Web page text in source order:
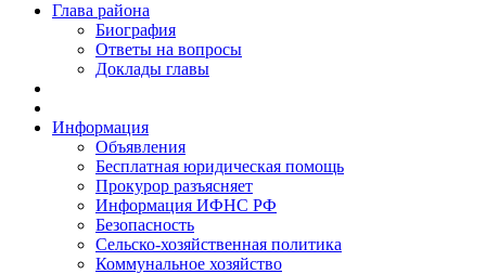
Глава района
Биография
Ответы на вопросы
Доклады главы
Информация
Объявления
Бесплатная юридическая помощь
Прокурор разъясняет
Информация ИФНС РФ
Безопасность
Сельско-хозяйственная политика
Коммунальное хозяйство